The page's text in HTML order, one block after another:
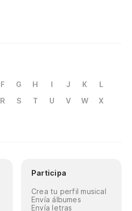
F G H I J K
L
R S T U V W
X
Participa
Crea tu perfil musical
Envía álbumes
Envía letras